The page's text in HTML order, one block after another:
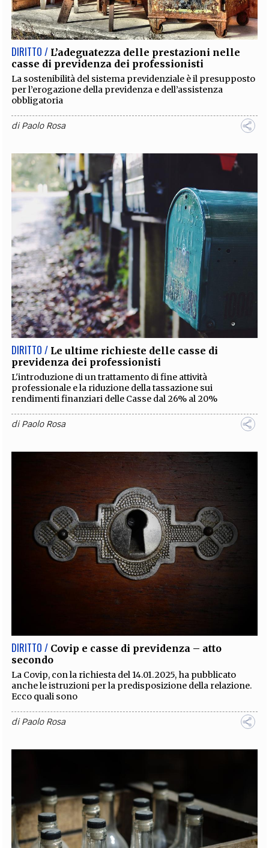
EXTRA
CODICI RUBRICHE LIBRI PROCEEDINGS PUBBLICITÀ CONTATTI
SOCIAL MEDIA
DIRITTO / L’adeguatezza delle prestazioni nelle
casse di previdenza dei professionisti
La sostenibilità del sistema previdenziale è il presupposto
per l’erogazione della previdenza e dell’assistenza
obbligatoria
diPaolo Rosa
DIRITTO / Le ultime richieste delle casse di
previdenza dei professionisti
L'introduzione di un trattamento di fine attività
professionale e la riduzione della tassazione sui
rendimenti finanziari delle Casse dal 26% al 20%
diPaolo Rosa
DIRITTO / Covip e casse di previdenza – atto
secondo
La Covip, con la richiesta del 14.01.2025, ha pubblicato
anche le istruzioni per la predisposizione della relazione.
Ecco quali sono
diPaolo Rosa